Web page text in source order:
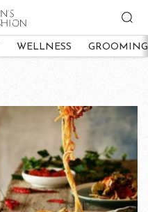
WELLNESS GROOMING